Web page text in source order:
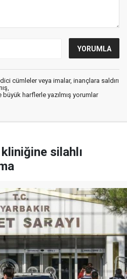
cümleler veya imalar, inançlara saldırı
harflerle yazılmış yorumlar
silahlı